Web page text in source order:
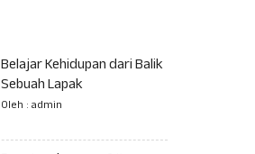
Belajar Kehidupan dari Balik
Sebuah Lapak
Oleh : admin